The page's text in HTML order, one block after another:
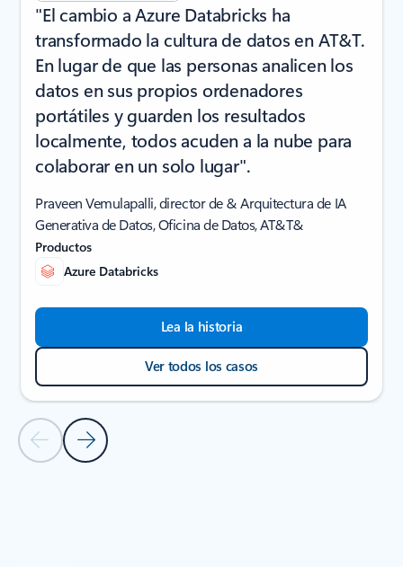
Diapositiva anterior
Diapositiva siguiente
"El cambio a Azure Databricks ha
transformado la cultura de datos en AT&T.
En lugar de que las personas analicen los
datos en sus propios ordenadores
portátiles y guarden los resultados
localmente, todos acuden a la nube para
colaborar en un solo lugar".
Praveen Vemulapalli, director de & Arquitectura de IA
Generativa de Datos, Oficina de Datos, AT&T&
Productos
Azure Databricks
Lea la historia
Ver todos los casos